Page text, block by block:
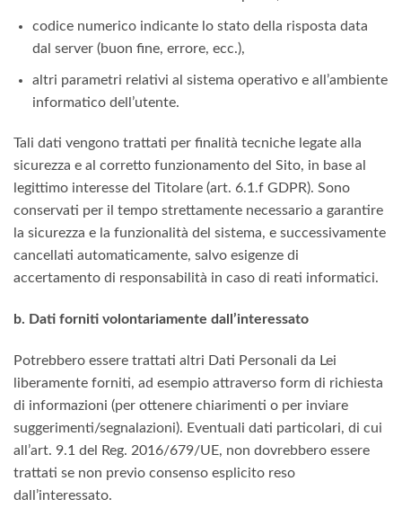
codice numerico indicante lo stato della risposta data
dal server (buon fine, errore, ecc.),
altri parametri relativi al sistema operativo e all’ambiente
informatico dell’utente.
Tali dati vengono trattati per finalità tecniche legate alla
sicurezza e al corretto funzionamento del Sito, in base al
legittimo interesse del Titolare (art. 6.1.f GDPR). Sono
conservati per il tempo strettamente necessario a garantire
la sicurezza e la funzionalità del sistema, e successivamente
cancellati automaticamente, salvo esigenze di
accertamento di responsabilità in caso di reati informatici.
b. Dati forniti volontariamente dall’interessato
Potrebbero essere trattati altri Dati Personali da Lei
liberamente forniti, ad esempio attraverso form di richiesta
di informazioni (per ottenere chiarimenti o per inviare
suggerimenti/segnalazioni). Eventuali dati particolari, di cui
all’art. 9.1 del Reg. 2016/679/UE, non dovrebbero essere
trattati se non previo consenso esplicito reso
dall’interessato.